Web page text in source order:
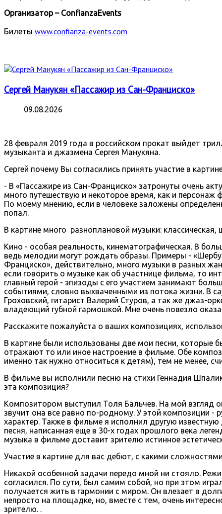
Организатор – ConfianzaEvents
Билеты www.confianza-events.com
Сергей Манукян «Пассажир из Сан-Франциско»
09.08.2026
28 февраля 2019 года в российском прокат выйдет
музыканта и джазмена Сергея Манукяна.
Сергей почему Вы согласились принять участие в
- В «Пассажире из Сан-Франциско» затронуты очень
много путешествую и некоторое время, как и
По моему мнению, если в человеке заложены
попал.
В картине много разноплановой музыки:
Кино - особая реальность, кинематографическая. В
ведь мелодии могут рождать образы. Примеры -
Франциско», действительно, много музыки в разных
если говорить о музыке как об участнице фильма, то
главный герой - эпизоды с его участием занимают
событиями, словно выхваченными из потока жизни. В
Гроховский, гитарист Валерий Стуров, а так же джаз-
владеющий губной гармошкой. Мне очень повезло
Расскажите пожалуйста о ваших композициях,
В картине были использованы две мои песни, которые
отражают то или иное настроение в фильме. Обе
именно так нужно относиться к детям), тем не менее,
В фильме вы исполнили песню на стихи Геннадия
эта композиция?
Композитором выступил Толя Бальчев. На мой взгляд
звучит она все равно по-родному. У этой композиции -
характер. Также в фильме я исполнил другую
песня, написанная еще в 30-х годах прошлого века
музыка в фильме доставит зрителю истинное
Участие в картине для вас дебют, с какими
Никакой особенной задачи передо мной ни стояло.
согласился. По сути, был самим собой, но при этом
получается жить в гармонии с миром. Он влезает в
непросто на площадке, но, вместе с тем, очень
зрителю. .